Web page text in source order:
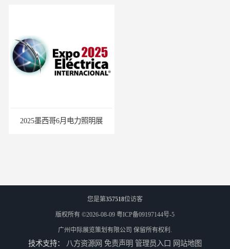
2025墨西哥6月电力照明展
您是第357518位访客
版权所有 ©2026-08-09 粤ICP备09197144号-5
广州中际展览策划有限公司 保留所有权利.
技术支持： 八方资源网 免责声明 管理员入口 网站地图